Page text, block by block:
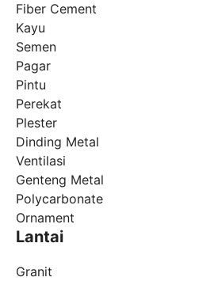
Fiber Cement
Kayu
Semen
Pagar
Pintu
Perekat
Plester
Dinding Metal
Ventilasi
Genteng Metal
Polycarbonate
Ornament
Lantai
Granit